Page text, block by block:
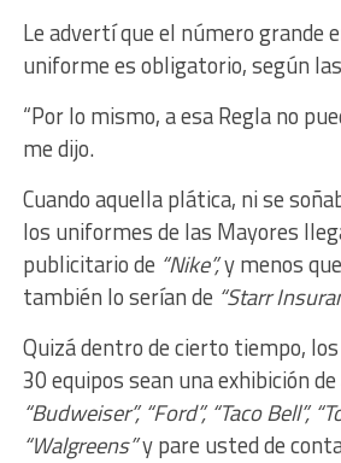
Le advertí que el número grande
uniforme es obligatorio, según
“Por lo mismo, a esa Regla no
me dijo.
Cuando aquella plática, ni se
los uniformes de las Mayores
publicitario de “Nike”,y menos
también lo serían de “Starr
Quizá dentro de cierto tiempo,
30 equipos sean una exhibición
“Budweiser”, “Ford”, “TacoBell”,
“Walgreens”y pare usted de